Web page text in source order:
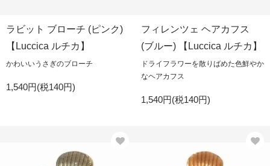
ラビット ブローチ (ピンク)
【Luccica ルチカ】
かわいいうさぎのブローチ
1,540円(税140円)
フィレンツェ ヘアカフス
(ブルー) 【Luccica ルチカ】
ドライフラワーを散りばめた色鮮やか
なヘアカフス
1,540円(税140円)